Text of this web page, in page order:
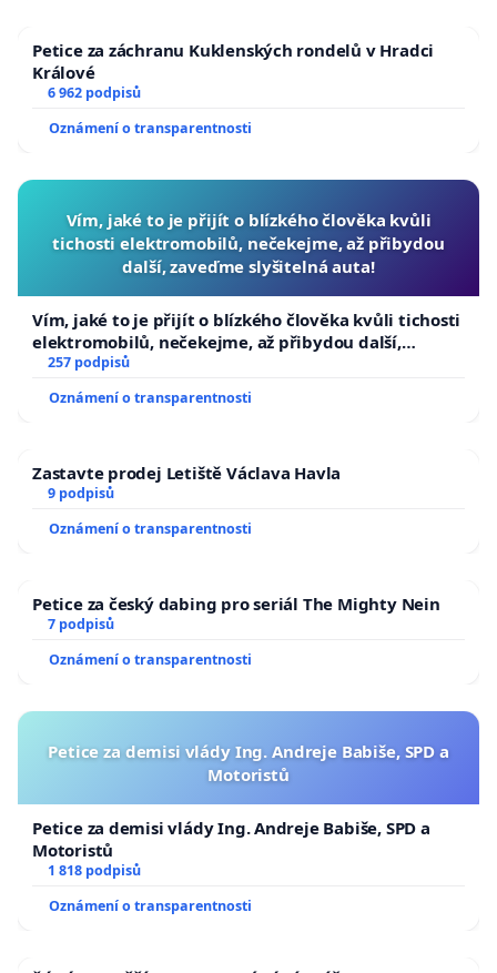
Petice za záchranu Kuklenských rondelů v Hradci
Králové
6 962 podpisů
Oznámení o transparentnosti
Vím, jaké to je přijít o blízkého člověka kvůli
tichosti elektromobilů, nečekejme, až přibydou
další, zaveďme slyšitelná auta!
Vím, jaké to je přijít o blízkého člověka kvůli tichosti
elektromobilů, nečekejme, až přibydou další,
zaveďme slyšitelná auta!
257 podpisů
Oznámení o transparentnosti
Zastavte prodej Letiště Václava Havla
9 podpisů
Oznámení o transparentnosti
Petice za český dabing pro seriál The Mighty Nein
7 podpisů
Oznámení o transparentnosti
Petice za demisi vlády Ing. Andreje Babiše, SPD a
Motoristů
Petice za demisi vlády Ing. Andreje Babiše, SPD a
Motoristů
1 818 podpisů
Oznámení o transparentnosti